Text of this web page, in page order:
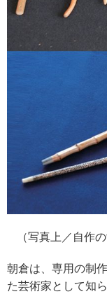
（写真上／自作
朝倉は、専用の制
た芸術家として知